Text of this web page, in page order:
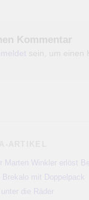
Kommentar
sein, um einen
Marten Winkler erlöst
Brekalo mit Doppelpack
die Räder